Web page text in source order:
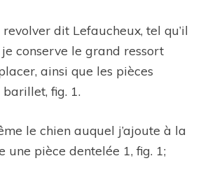
revolver dit Lefaucheux, tel qu’il
conserve le grand ressort
ainsi que les pièces
fig. 1.
le chien auquel j’ajoute à la
une pièce dentelée 1, fig. 1;